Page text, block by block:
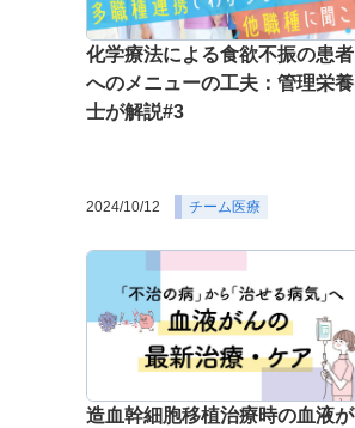
化学療法による食欲不振の患者
へのメニューの工夫：管理栄養
士が解説#3
2024/10/12 チーム医療
造血幹細胞移植治療時の血液が